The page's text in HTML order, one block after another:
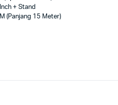
+ Stand
(Panjang 15 Meter)